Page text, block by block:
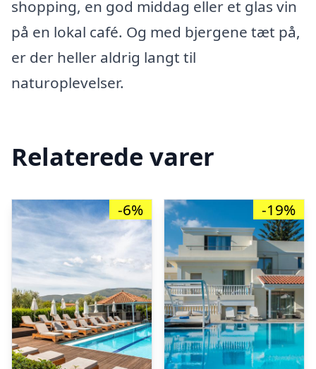
shopping, en god middag eller et glas vin
på en lokal café. Og med bjergene tæt på,
er der heller aldrig langt til
naturoplevelser.
Relaterede varer
-6% -19%